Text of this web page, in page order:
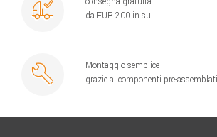
da EUR 200 in su
Montaggio semplice
grazie ai componenti pre-assemblati